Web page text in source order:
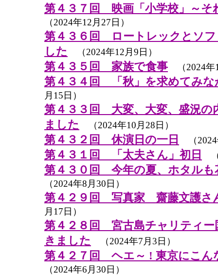
第４３７回 映画「小学校」～そ
（2024年12月27日）
第４３６回 ロートレックとソ
した
（2024年12月9日）
第４３５回 家族で食事 （2024年
第４３４回 「秋」を求めてみな
月15日）
第４３３回 大変、大変、盛況の
ました
（2024年10月28日）
第４３２回 休演日の一日 （2024
第４３１回 「太夫さん」初日
第４３０回 今年の夏、ホタルも
（2024年8月30日）
第４２９回 写真家 齋藤文護さ
月17日）
第４２８回 宮古島チャリティー
きました
（2024年7月3日）
第４２７回 ヘエ～ ! 東京にこん
（2024年6月30日）